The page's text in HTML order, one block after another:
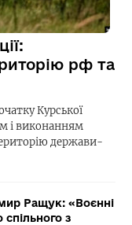
рф та
Курської
і виконанням
держави-
Ращук: «Воєнні
з